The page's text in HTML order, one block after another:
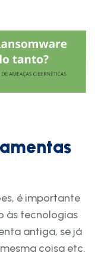
é importante
às tecnologias
antiga, se já
coisa etc.